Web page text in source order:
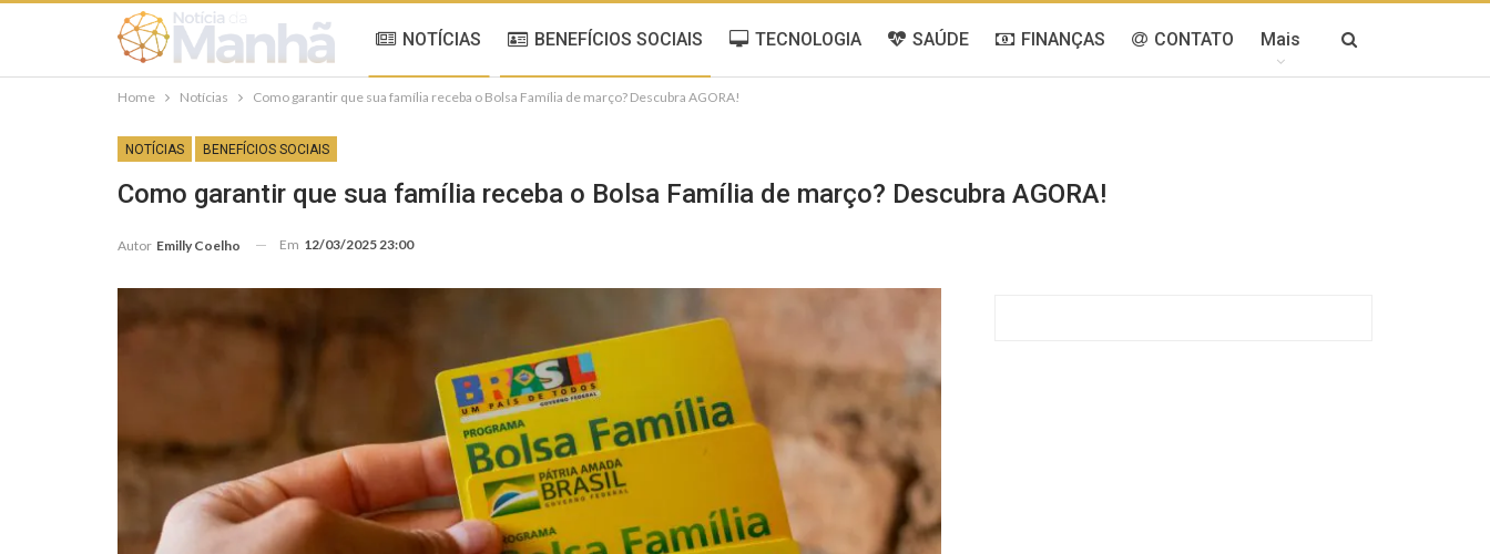
NOTÍCIAS BENEFÍCIOS SOCIAIS TECNOLOGIA SAÚDE FINANÇAS CONTATO Mais
Home Notícias Como garantir que sua família receba o Bolsa Família de março? Descubra AGORA!
NOTÍCIAS BENEFÍCIOS SOCIAIS
Como garantir que sua família receba o Bolsa Família de março? Descubra AGORA!
Autor Emilly Coelho Em 12/03/2025 23:00